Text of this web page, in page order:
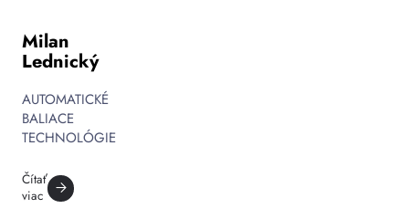
Milan
Lednický
AUTOMATICKÉ
BALIACE
TECHNOLÓGIE
Čítať
viac